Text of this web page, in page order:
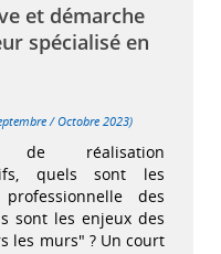
et démarche
spécialisé en
/ Octobre 2023)
réalisation
quels sont les
des
sont les enjeux des
les murs" ? Un court